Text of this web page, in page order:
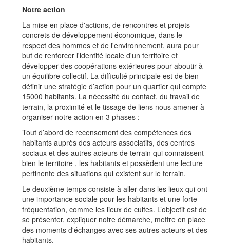
Notre action
La mise en place d'actions, de rencontres et projets
concrets de développement économique, dans le
respect des hommes et de l'environnement, aura pour
but de renforcer l'identité locale d'un territoire et
développer des coopérations extérieures pour aboutir à
un équilibre collectif. La difficulté principale est de bien
définir une stratégie d’action pour un quartier qui compte
15000 habitants. La nécessité du contact, du travail de
terrain, la proximité et le tissage de liens nous amener à
organiser notre action en 3 phases :
Tout d’abord de recensement des compétences des
habitants auprès des acteurs associatifs, des centres
sociaux et des autres acteurs de terrain qui connaissent
bien le territoire , les habitants et possèdent une lecture
pertinente des situations qui existent sur le terrain.
Le deuxième temps consiste à aller dans les lieux qui ont
une importance sociale pour les habitants et une forte
fréquentation, comme les lieux de cultes. L’objectif est de
se présenter, expliquer notre démarche, mettre en place
des moments d'échanges avec ses autres acteurs et des
habitants.